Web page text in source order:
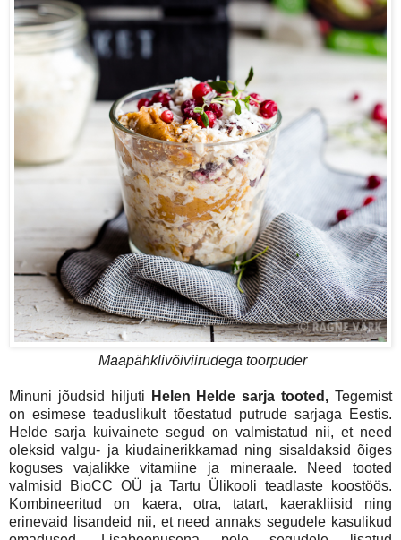
Maapähklivõiviirudega toorpuder
Minuni jõudsid hiljuti Helen Helde sarja tooted, Tegemist
on esimese teaduslikult tõestatud putrude sarjaga Eestis.
Helde sarja kuivainete segud on valmistatud nii, et need
oleksid valgu- ja kiudainerikkamad ning sisaldaksid õiges
koguses vajalikke vitamiine ja mineraale. Need tooted
valmisid BioCC OÜ ja Tartu Ülikooli teadlaste koostöös.
Kombineeritud on kaera, otra, tatart, kaerakliisid ning
erinevaid lisandeid nii, et need annaks segudele kasulikud